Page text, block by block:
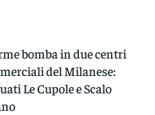
bomba in due centri
del Milanese:
Le Cupole e Scalo